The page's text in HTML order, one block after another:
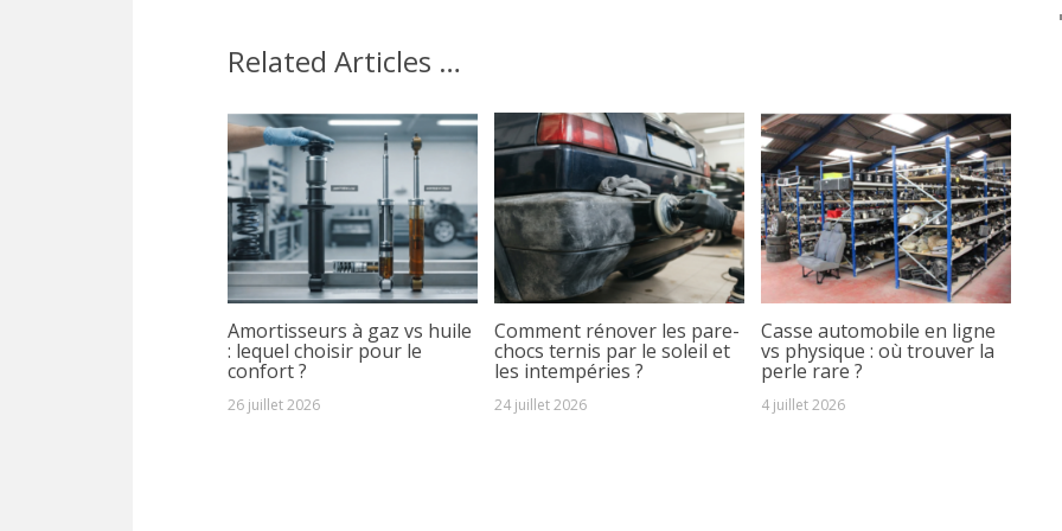
Related Articles …
Amortisseurs à gaz vs huile
: lequel choisir pour le
confort ?
26 juillet 2026
Comment rénover les pare-
chocs ternis par le soleil et
les intempéries ?
24 juillet 2026
Casse automobile en ligne
vs physique : où trouver la
perle rare ?
4 juillet 2026